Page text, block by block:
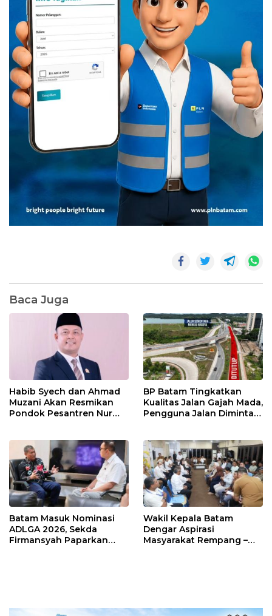
Baca Juga
Habib Syech dan Ahmad
Muzani Akan Resmikan
Pondok Pesantren Nur
BP Batam Tingkatkan
Kualitas Jalan Gajah Mada,
Pengguna Jalan Diminta
Batam Masuk Nominasi
ADLGA 2026, Sekda
Firmansyah Paparkan
Wakil Kepala Batam
Dengar Aspirasi
Masyarakat Rempang –